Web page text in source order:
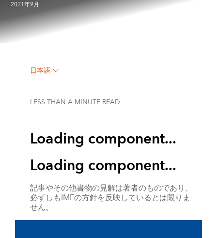
2021年9月
日本語
LESS THAN A MINUTE READ
Loading component...
Loading component...
記事やその他書物の見解は著者のものであり、
必ずしもIMFの方針を反映しているとは限りま
せん。